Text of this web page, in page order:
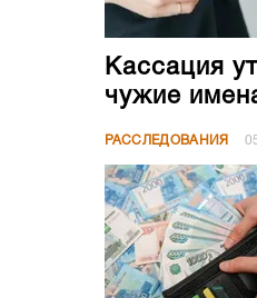
Кассация
чужие
РАССЛЕДОВАНИЯ